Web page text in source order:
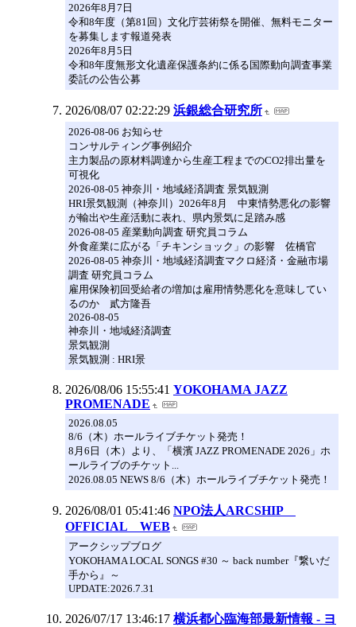
2026年8月7日
令和8年度（第81回）文化庁芸術祭を開催、無料モニター
を募集します報道発表
2026年8月5日
令和8年度無形文化遺産保護条約に係る国際動向調査事業
委託の公告公募
2026/08/07 02:22:29 浜銀総合研究所
2026-08-06 お知らせ
コンサルティング事例紹介
主力製品の原材料調達から生産工程までのCO2排出量を
可視化
2026-08-05 神奈川・地域経済調査 景気観測
HRI景気観測（神奈川）2026年8月 中東情勢悪化の影響
が輸出や生産活動に表れ、県内景気に足踏み感
2026-08-05 産業動向調査 研究員コラム
外食産業に広がる「チキンショック」の影響 佐橋官
2026-08-05 神奈川・地域経済調査マクロ経済・金融市場
調査 研究員コラム
雇用保険初回受給者の増加は雇用情勢悪化を意味してい
るのか 貳方隆吾
2026-08-05
神奈川・地域経済調査
景気観測
景気観測 : HRI景
2026/08/06 15:55:41 YOKOHAMA JAZZ
PROMENADE
2026.08.05
8/6（木）ホールライブチケット発売！
8月6日（木）より、「横濱 JAZZ PROMENADE 2026」ホ
ールライブのチケット...
2026.08.05 NEWS 8/6（木）ホールライブチケット発売！
2026/08/01 05:41:46 NPO法人ARCSHIP
OFFICIAL WEB
アークシップブログ
YOKOHAMA LOCAL SONGS #30 ～ back number『繋いだ
手から』～
UPDATE:2026.7.31
2026/07/17 13:46:17 横浜都心臨海部最新情報 - ヨ